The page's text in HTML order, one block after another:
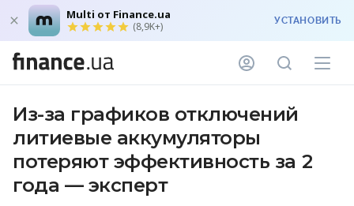
Multi от Finance.ua
(8,9K+) УСТАНОВИТЬ
Из-за графиков отключений
литиевые аккумуляторы
потеряют эффективность за 2
года — эксперт